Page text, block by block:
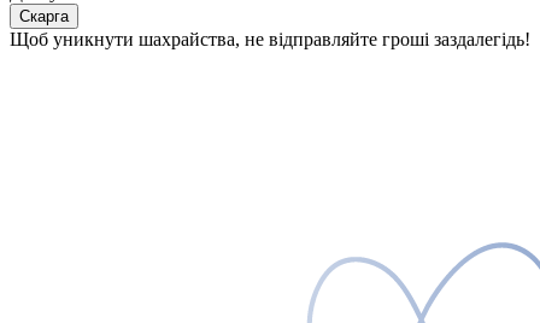
Скарга
Щоб уникнути шахрайства, не відправляйте гроші заздалегідь!